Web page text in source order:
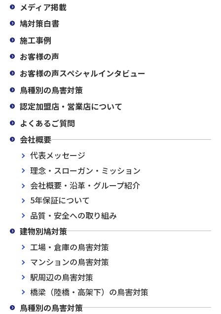
メディア掲載
鳩対策白書
施工事例
お客様の声
お客様の声スペシャルインタビュー
鳥種別の鳥害対策
認定加盟店・営業店について
よくあるご質問
会社概要
代表メッセージ
理念・スローガン・ミッション
会社概要・沿革・グループ紹介
5年保証について
品質・安全への取り組み
建物別鳩対策
工場・倉庫の鳥害対策
マンションの鳥害対策
駅周辺の鳥害対策
橋梁（陸橋・高架下）の鳥害対策
鳥種別の鳥害対策